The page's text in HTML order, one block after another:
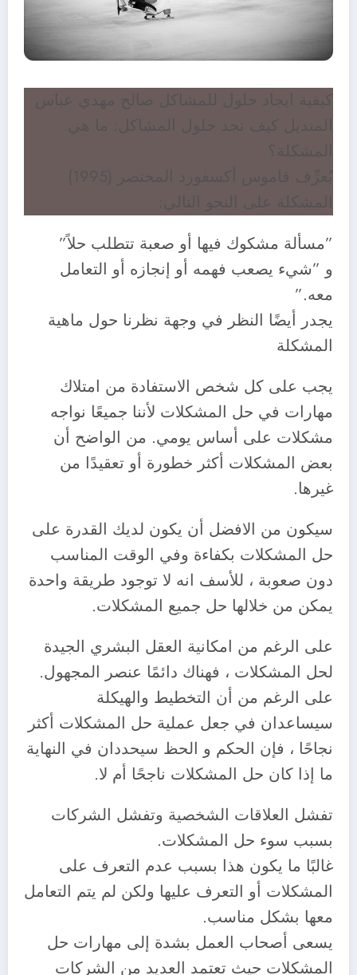
كيفية ايجاد حلول للمشاكل صالح مهدي عباس
المنديل كيف تجد حلول المشاكل: ‎ما هي
المشكلة؟
‎يُعرِّف قاموس أكسفورد المختصر (1995)
المشكلة على النحو التالي:
‎و ‎”شيء يصعب فهمه أو إنجازه أو التعامل
معه.”
‎يجدر أيضًا النظر في وجهة نظرنا حول ماهية
المشكلة
‎يجب على كل شخص الاستفادة من امتلاك
مهارات في حل المشكلات لأننا جميعًا نواجه
مشكلات على أساس يومي. من الواضح أن
بعض المشكلات أكثر خطورة أو تعقيدًا من
غيرها.
‎سيكون من الافضل أن يكون لديك القدرة على
حل المشكلات بكفاءة وفي الوقت المناسب
دون صعوبة ، للأسف انه لا توجود طريقة واحدة
يمكن من خلالها حل جميع المشكلات.
‎على الرغم من امكانية العقل البشري الجيدة
لحل المشكلات ، فهناك دائمًا عنصر المجهول.
على الرغم من أن التخطيط والهيكلة
سيساعدان في جعل عملية حل المشكلات أكثر
نجاحًا ، فإن الحكم و الحظ سيحددان في النهاية
ما إذا كان حل المشكلات ناجحًا أم لا.
‎تفشل العلاقات الشخصية وتفشل الشركات
بسبب سوء حل المشكلات.
‎غالبًا ما يكون هذا بسبب عدم التعرف على
المشكلات أو التعرف عليها ولكن لم يتم التعامل
معها بشكل مناسب.
‎يسعى أصحاب العمل بشدة إلى مهارات حل
المشكلات حيث تعتمد العديد من الشركات